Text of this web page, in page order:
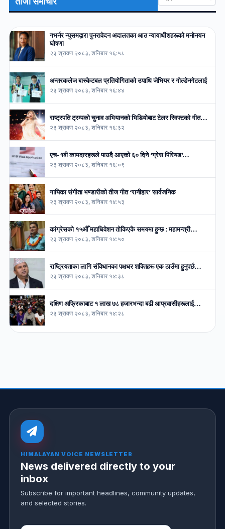
गभर्नर न्युसमद्वारा पुनरावेदन अदालतका आठ न्यायाधीशहरूको मनोनयन
घोषणा
२३ श्रावण २०८३, शनिबार १६:५८
अन्तरकलेज बास्केटबल प्रतियोगिताको उपाधि जेभियर र गोल्डेनगेटलाई
२३ श्रावण २०८३, शनिबार १६:४४
राष्ट्रपति ट्रम्पको चुनाव अभियानको भिडियोबाट टेलर स्विफ्टको गीत…
२३ श्रावण २०८३, शनिबार १६:३२
एच-१बी कामदारहरूले पाउदै आएको ६० दिने ‘ग्रेस पिरियड’…
२३ श्रावण २०८३, शनिबार १६:०९
गायिका संगीता भण्डारीको तीज गीत ‘रानीहार’ सार्वजनिक
२३ श्रावण २०८३, शनिबार १४:५३
कांग्रेसको १५औँ महाधिवेशन तोकिएकै समयमा हुन्छ : महामन्त्री…
२३ श्रावण २०८३, शनिबार १४:५०
राष्ट्रियताका लागि संविधानका पक्षधर शक्तिहरू एक ठाउँमा हुनुपर्छ…
२३ श्रावण २०८३, शनिबार १४:३८
दक्षिण अफ्रिकाबाट १ लाख ७८ हजारभन्दा बढी आप्रवासीहरूलाई…
२३ श्रावण २०८३, शनिबार १४:२८
HIMALAYAN VOICE NEWSLETTER
News delivered directly to your
inbox
Subscribe for important headlines, community updates,
and selected stories.